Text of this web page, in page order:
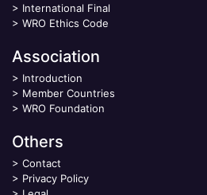
> International Final
> WRO Ethics Code
Association
> Introduction
> Member Countries
> WRO Foundation
Others
> Contact
> Privacy Policy